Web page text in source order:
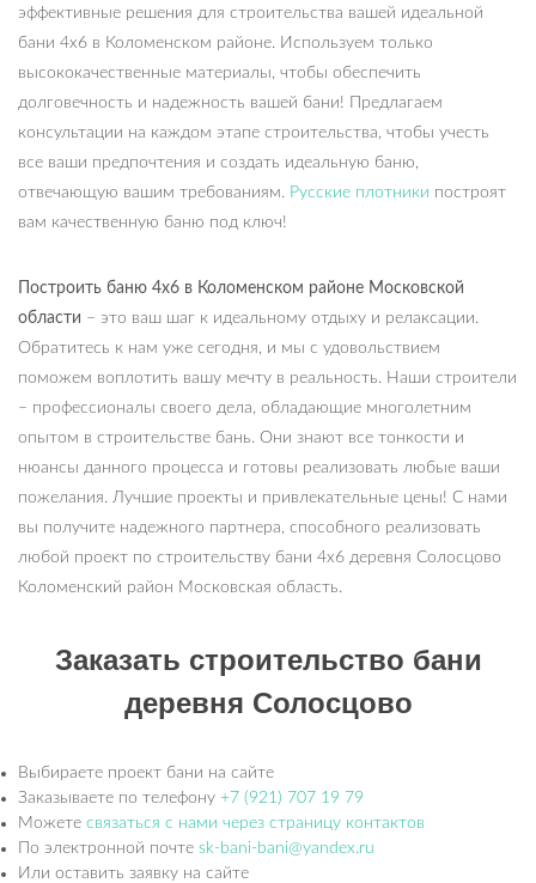
эффективные решения для строительства вашей идеальной
бани 4х6 в Коломенском районе. Используем только
высококачественные материалы, чтобы обеспечить
долговечность и надежность вашей бани! Предлагаем
консультации на каждом этапе строительства, чтобы учесть
все ваши предпочтения и создать идеальную баню,
отвечающую вашим требованиям. Русские плотники построят
вам качественную баню под ключ!
Построить баню 4х6 в Коломенском районе Московской
области – это ваш шаг к идеальному отдыху и релаксации.
Обратитесь к нам уже сегодня, и мы с удовольствием
поможем воплотить вашу мечту в реальность. Наши строители
– профессионалы своего дела, обладающие многолетним
опытом в строительстве бань. Они знают все тонкости и
нюансы данного процесса и готовы реализовать любые ваши
пожелания. Лучшие проекты и привлекательные цены! С нами
вы получите надежного партнера, способного реализовать
любой проект по строительству бани 4х6 деревня Солосцово
Коломенский район Московская область.
Заказать строительство бани
деревня Солосцово
Выбираете проект бани на сайте
Заказываете по телефону +7 (921) 707 19 79
Можете связаться с нами через страницу контактов
По электронной почте sk-bani-bani@yandex.ru
Или оставить заявку на сайте